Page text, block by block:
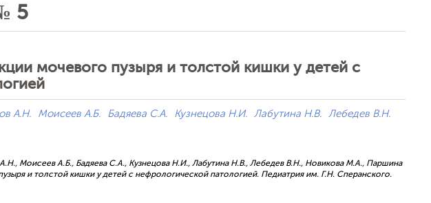
5
мочевого пузыря и толстой кишки у детей с
А.Н. Моисеев А.Б. Бадяева С.А. Кузнецова Н.И. Лабутина Н.В. Лебедев В.Н.
Моисеев А.Б., Бадяева С.А., Кузнецова Н.И., Лабутина Н.В., Лебедев В.Н., Новикова М.А., Паршина
и толстой кишки у детей с нефрологической патологией. Педиатрия им. Г.Н. Сперанского.